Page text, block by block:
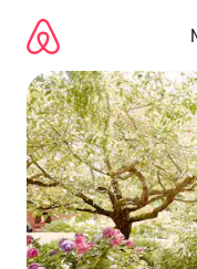
directement
contenu